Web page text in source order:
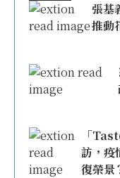
張基義 「T22設計振興地方
推動
「
訪，疫
復榮景